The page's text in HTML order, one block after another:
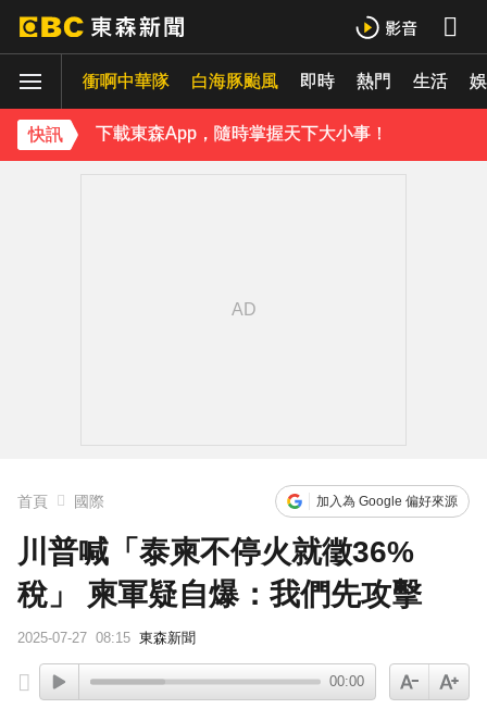
衝啊中華隊 白海豚颱風 即時 熱門 生活
快訊
下載東森App，隨時掌握天下大小事！
首頁 國際 加入為 Google 偏好來源
川普喊「泰柬不停火就徵36%
稅」 柬軍疑自爆：我們先攻擊
2025-07-27 08:15 東森新聞
00:00